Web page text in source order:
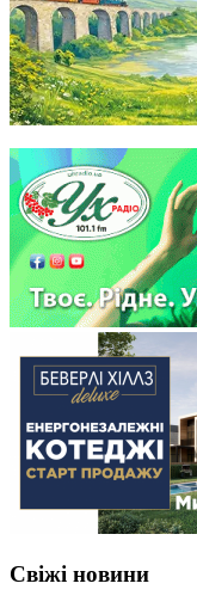
Свіжі новини